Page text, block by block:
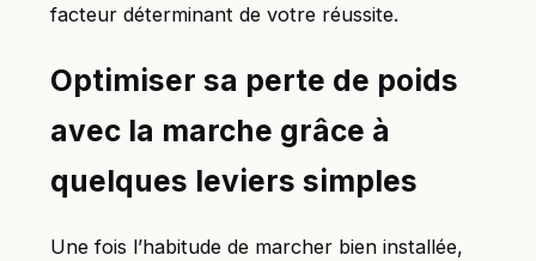
facteur déterminant de votre réussite.
Optimiser sa perte de poids
avec la marche grâce à
quelques leviers simples
Une fois l’habitude de marcher bien installée,